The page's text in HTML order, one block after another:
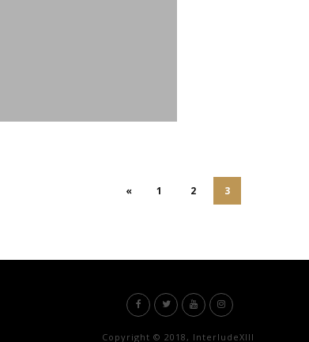
« 1 2 3
Copyright © 2018, InterludeXIII